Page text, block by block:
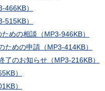
466KB）
515KB）
めの相談（MP3-946KB）
めの申請（MP3-414KB）
のお知らせ（MP3-216KB）
）
）